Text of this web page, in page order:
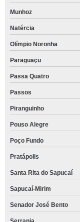
Munhoz
Natércia
Olímpio Noronha
Paraguaçu
Passa Quatro
Passos
Piranguinho
Pouso Alegre
Poço Fundo
Pratápolis
Santa Rita do Sapucaí
Sapucaí-Mirim
Senador José Bento